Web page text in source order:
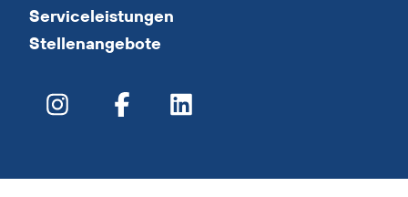
Serviceleistungen
Stellenangebote